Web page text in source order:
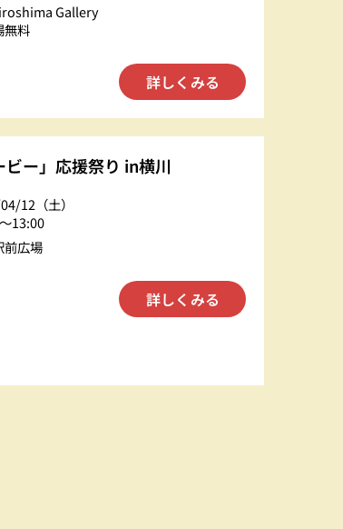
Gallery
料
詳しくみる
ビー」応援祭り in横川
12（土）
13:00
前広場
詳しくみる